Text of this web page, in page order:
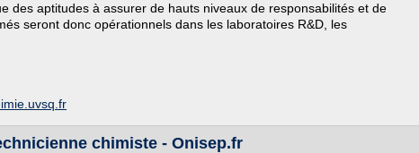
des aptitudes à assurer de hauts niveaux de responsabilités et de
seront donc opérationnels dans les laboratoires R&D, les
chimiste - Onisep.fr